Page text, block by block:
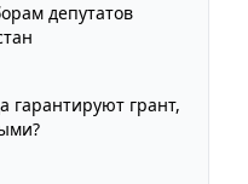
депутатов
гарантируют грант,